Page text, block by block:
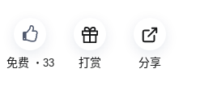
免费 ・ 33 打赏 分享